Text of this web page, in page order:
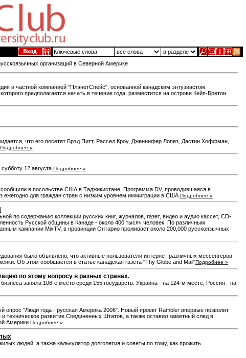
организаций в Северной Америке
и частной компанией "ПлэнетСпейс", основанной канадским энтузиастом
предполагается начать в течение года, разместится на острове Кейп-Бретон.
что его посетят Брэд Питт, Рассел Кроу, Дженнифер Лопез, Дастин Хоффман,
Подробнее »
12 августа. Подробнее »
сообщили в посольстве США в Таджикистане, Программа DV, проводившаяся в
ежегодно для граждан стран с низким уровнем иммиграции в США. Подробнее »
по содержанию коллекции русских книг, журналов, газет, видео и аудио кассет, CD-
Русской общины в Канаде - около 400 тысяч человек. По различным
кампании MixTV, в провинции Онтарио проживает около 200,000 русскоязычных
было объявлено, что активные пользователи интернет различных мессенгеров
Об этом сообщается в статье канадская газета "Thу Globe and Mail"Подробнее »
по этому вопросу в разных странах.
заняла 106-е место среди 155 государств. Украина - на 124-м месте, Россия - на
"Люди года - русская Америка 2006". Новый проект Rambler впервые позволит
развитие Соединенных Штатов, а также оставил заметный след в
Америки. Подробнее »
людей, а также калькулятор долголетия и советы по тому, как прожить